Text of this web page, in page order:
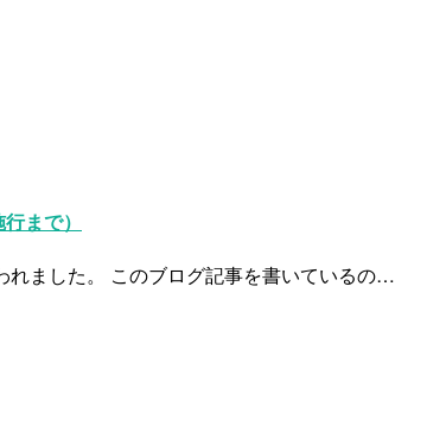
まで）
れました。 このブログ記事を書いているの…